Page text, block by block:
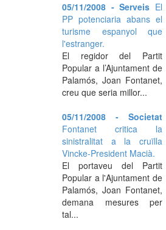
05/11/2008 - Serveis El
PP potenciaria abans el
turisme espanyol que
l'estranger.
El regidor del Partit
Popular a l’Ajuntament de
Palamós, Joan Fontanet,
creu que seria millor...
05/11/2008 - Societat
Fontanet critica la
sinistralitat a la cruïlla
Vincke-President Macià.
El portaveu del Partit
Popular a l'Ajuntament de
Palamós, Joan Fontanet,
demana mesures per
tal...